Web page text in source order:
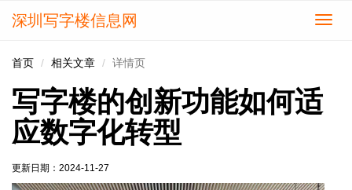
切
深圳写字楼信息网
首页 相关文章 详情页
写字楼的创新功能如何适
应数字化转型
更新日期： 2024-11-27